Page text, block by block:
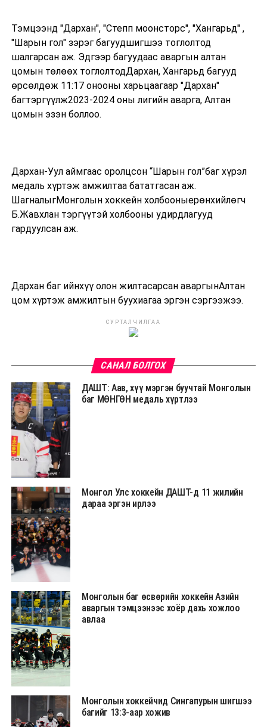
Тэмцээнд "Дархан", "Степп моонсторс", "Хангарьд" ,
"Шарын гол" зэрэг багуудшигшээ тоглолтод
шалгарсан аж. Эдгээр багуудаас аваргын алтан
цомын төлөөх тоглолтодДархан, Хангарьд багууд
өрсөлдөж 11:17 онооны харьцаагаар "Дархан"
багтэргүүлж2023-2024 оны лигийн аварга, Алтан
цомын эзэн боллоо.
Дархан-Уул аймгаас оролцсон “Шарын гол”баг хүрэл
медаль хүртэж амжилтаа бататгасан аж.
ШагналыгМонголын хоккейн холбооныерөнхийлөгч
Б.Жавхлан тэргүүтэй холбооны удирдлагууд
гардуулсан аж.
Дархан баг ийнхүү олон жилтасарсан аваргынАлтан
цом хүртэж амжилтын буухиагаа эргэн сэргээжээ.
СУРТАЛЧИЛГАА
САНАЛ БОЛГОХ
ДАШТ: Аав, хүү мэргэн буучтай Монголын
баг МӨНГӨН медаль хүртлээ
Монгол Улс хоккейн ДАШТ-д 11 жилийн
дараа эргэн ирлээ
Монголын баг өсвөрийн хоккейн Азийн
аваргын тэмцээнээс хоёр дахь хожлоо
авлаа
Монголын хоккейчид Сингапурын шигшээ
багийг 13:3-аар хожив